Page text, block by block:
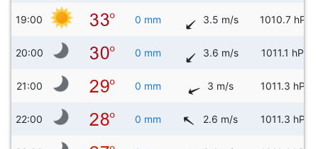
19:00 0 mm 3.5 m/s 1010.7 hPa
20:00 0 mm 3.6 m/s 1011.1 hPa
21:00 0 mm 3 m/s 1011.3 hPa
22:00 0 mm 2.6 m/s 1011.3 hPa